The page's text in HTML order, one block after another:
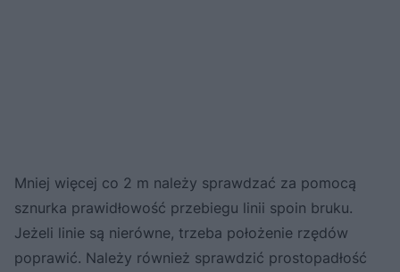
Mniej więcej co 2 m należy sprawdzać za pomocą
sznurka prawidłowość przebiegu linii spoin bruku.
Jeżeli linie są nierówne, trzeba położenie rzędów
poprawić. Należy również sprawdzić prostopadłość